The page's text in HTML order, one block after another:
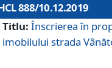
888/10.12.2019
Titlu: Înscrierea în
imobilului strada